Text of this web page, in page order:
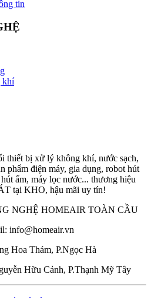
tin
khí
thiết bị xử lý không khí, nước sạch,
phẩm điện máy, gia dụng, robot hút
ẩm, máy lọc nước... thương hiệu
tại KHO, hậu mãi uy tín!
NGHỆ HOMEAIR TOÀN CẦU
info@homeair.vn
Hoa Thám, P.Ngọc Hà
Hữu Cảnh, P.Thạnh Mỹ Tây